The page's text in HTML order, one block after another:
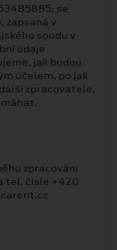
se
zapsaná v
soudu v
údaje
jak budou
účelem, po jak
zpracovatele,
zpracování
tel. čísle +420